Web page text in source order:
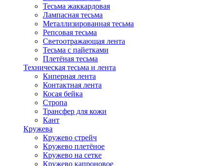
Тесьма жаккардовая
Лампасная тесьма
Металлизированная тесьма
Репсовая тесьма
Светоотражающая лента
Тесьма с пайетками
Плетёная тесьма
Техническая тесьма и лента
Киперная лента
Контактная лента
Косая бейка
Стропа
Трансфер для кожи
Кант
Кружева
Кружево стрейч
Кружево плетёное
Кружево на сетке
Кружево капроновое